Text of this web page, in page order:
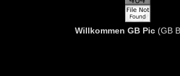
Willkommen GB Pic (GB